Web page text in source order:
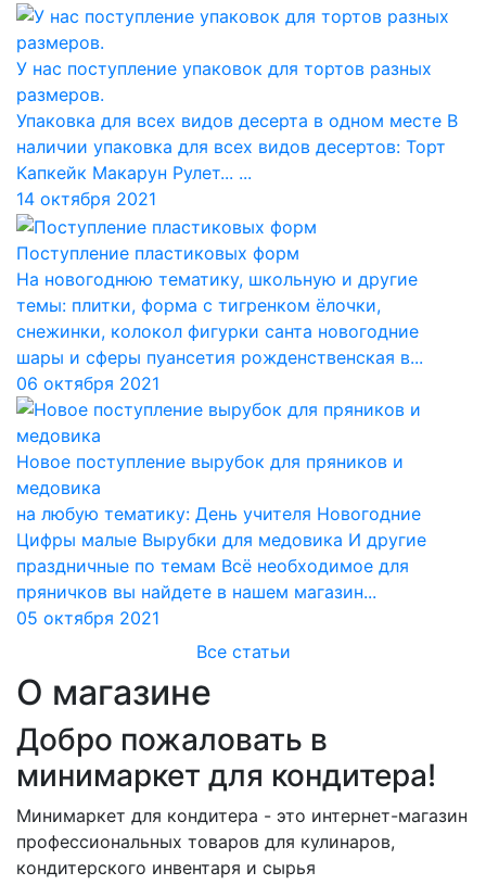
У нас поступление упаковок для тортов разных
размеров.
Упаковка для всех видов десерта в одном месте В
наличии упаковка для всех видов десертов: Торт
Капкейк Макарун Рулет... ...
14 октября 2021
Поступление пластиковых форм
На новогоднюю тематику, школьную и другие
темы: плитки, форма с тигренком ёлочки,
снежинки, колокол фигурки санта новогодние
шары и сферы пуансетия рожденственская в...
06 октября 2021
Новое поступление вырубок для пряников и
медовика
на любую тематику: День учителя Новогодние
Цифры малые Вырубки для медовика И другие
праздничные по темам Всё необходимое для
пряничков вы найдете в нашем магазин...
05 октября 2021
Все статьи
О магазине
Добро пожаловать в
минимаркет для кондитера!
Минимаркет для кондитера - это интернет-магазин
профессиональных товаров для кулинаров,
кондитерского инвентаря и сырья